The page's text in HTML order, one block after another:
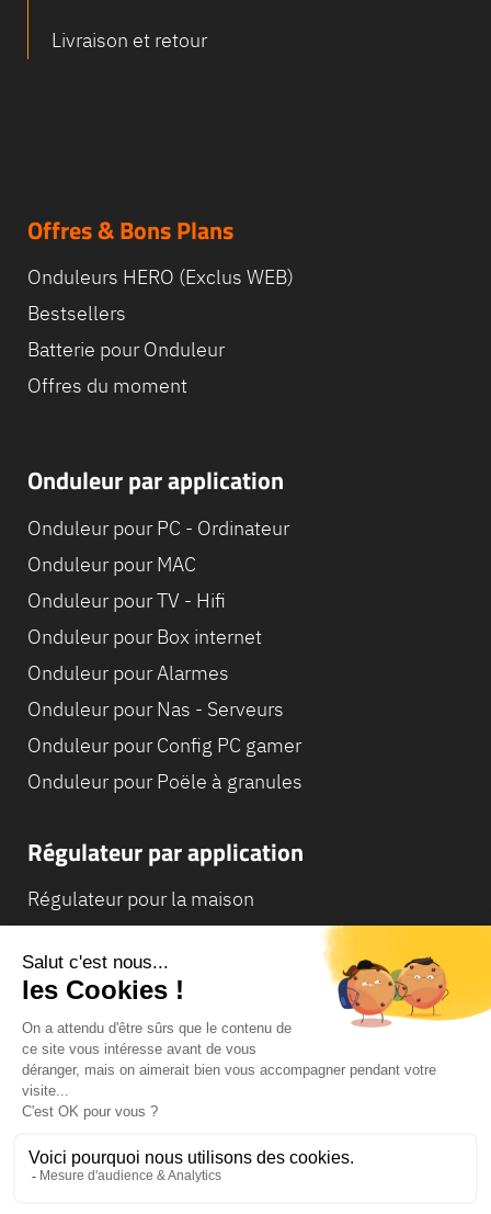
Livraison et retour
Offres & Bons Plans
Onduleurs HERO (Exclus WEB)
Bestsellers
Batterie pour Onduleur
Offres du moment
Onduleur par application
Onduleur pour PC - Ordinateur
Onduleur pour MAC
Onduleur pour TV - Hifi
Onduleur pour Box internet
Onduleur pour Alarmes
Onduleur pour Nas - Serveurs
Onduleur pour Config PC gamer
Onduleur pour Poële à granules
Régulateur par application
Régulateur pour la maison
Régulateur pour Chaudière
© Infosec
Conditions générales de vente